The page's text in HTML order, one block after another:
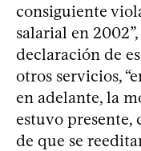
consiguiente
salarial en
declaración de
otros servicios,
en adelante, la
estuvo
de que se